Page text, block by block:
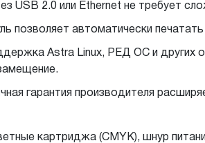
USB 2.0 или Ethernet не требует
позволяет автоматически
Astra Linux, РЕД ОС и других
гарантия производителя
картриджа (CMYK), шнур